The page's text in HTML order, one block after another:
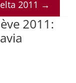
2011 →
2011: